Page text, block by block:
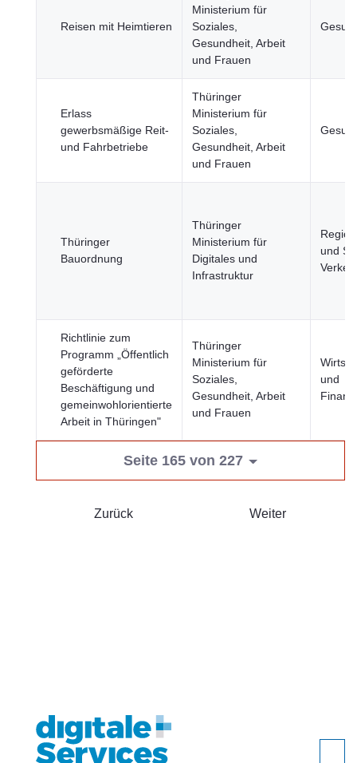
Reisen mit Heimtieren
Ministerium für
Soziales,
Gesundheit, Arbeit
und Frauen
Erlass
gewerbsmäßige Reit-
und Fahrbetriebe
Thüringer
Ministerium für
Soziales,
Gesundheit, Arbeit
und Frauen
Thüringer
Bauordnung
Thüringer
Ministerium für
Digitales und
Infrastruktur
und
Richtlinie zum
Programm „Öffentlich
geförderte
Beschäftigung und
gemeinwohlorientierte
Arbeit in Thüringen"
Thüringer
Ministerium für
Soziales,
Gesundheit, Arbeit
und Frauen
und
Seite 165 von 227
Zurück Weiter